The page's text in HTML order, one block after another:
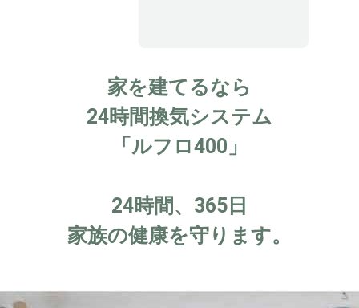
家を建てるなら
24時間換気システム
「ルフロ400」
24時間、365日
家族の健康を守ります。